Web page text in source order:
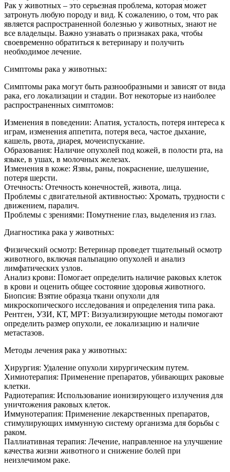
Рак у животных – это серьезная проблема, которая может
затронуть любую породу и вид. К сожалению, о том, что рак
является распространенной болезнью у животных, знают не
все владельцы. Важно узнавать о признаках рака, чтобы
своевременно обратиться к ветеринару и получить
необходимое лечение.
Симптомы рака у животных:
Симптомы рака могут быть разнообразными и зависят от вида
рака, его локализации и стадии. Вот некоторые из наиболее
распространенных симптомов:
Изменения в поведении: Апатия, усталость, потеря интереса к
играм, изменения аппетита, потеря веса, частое дыхание,
кашель, рвота, диарея, мочеиспускание.
Образования: Наличие опухолей под кожей, в полости рта, на
языке, в ушах, в молочных железах.
Изменения в коже: Язвы, раны, покраснение, шелушение,
потеря шерсти.
Отечность: Отечность конечностей, живота, лица.
Проблемы с двигательной активностью: Хромать, трудности с
движением, паралич.
Проблемы с зрениями: Помутнение глаз, выделения из глаз.
Диагностика рака у животных:
Физический осмотр: Ветеринар проведет тщательный осмотр
животного, включая пальпацию опухолей и анализ
лимфатических узлов.
Анализ крови: Помогает определить наличие раковых клеток
в крови и оценить общее состояние здоровья животного.
Биопсия: Взятие образца ткани опухоли для
микроскопического исследования и определения типа рака.
Рентген, УЗИ, КТ, МРТ: Визуализирующие методы помогают
определить размер опухоли, ее локализацию и наличие
метастазов.
Методы лечения рака у животных:
Хирургия: Удаление опухоли хирургическим путем.
Химиотерапия: Применение препаратов, убивающих раковые
клетки.
Радиотерапия: Использование ионизирующего излучения для
уничтожения раковых клеток.
Иммунотерапия: Применение лекарственных препаратов,
стимулирующих иммунную систему организма для борьбы с
раком.
Паллиативная терапия: Лечение, направленное на улучшение
качества жизни животного и снижение болей при
неизлечимом раке.